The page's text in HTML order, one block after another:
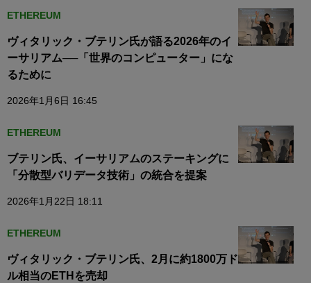
ETHEREUM
ヴィタリック・ブテリン氏が語る2026年のイ
ーサリアム──「世界のコンピューター」にな
るために
2026年1月6日 16:45
ETHEREUM
ブテリン氏、イーサリアムのステーキングに
「分散型バリデータ技術」の統合を提案
2026年1月22日 18:11
ETHEREUM
ヴィタリック・ブテリン氏、2月に約1800万ド
ル相当のETHを売却